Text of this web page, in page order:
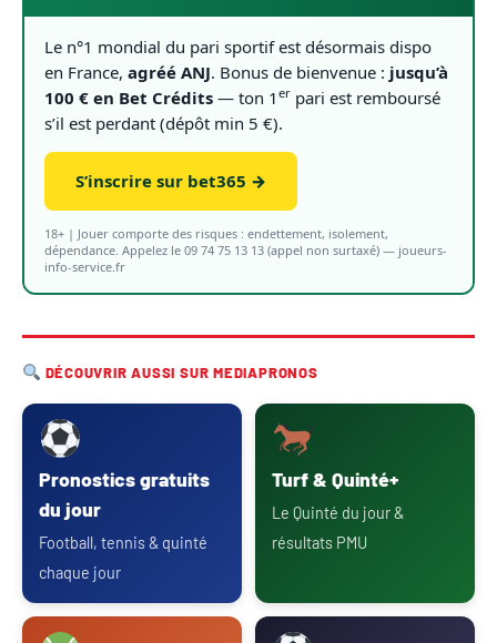
Le n°1 mondial du pari sportif est désormais dispo
en France, agréé ANJ. Bonus de bienvenue : jusqu’à
100 € en Bet Crédits — ton 1 er pari est remboursé
s’il est perdant (dépôt min 5 €).
S’inscrire sur bet365 →
18+ | Jouer comporte des risques : endettement, isolement,
dépendance. Appelez le 09 74 75 13 13 (appel non surtaxé) — joueurs-
info-service.fr
DÉCOUVRIR AUSSI SUR MEDIAPRONOS
Pronostics gratuits
du jour
Football, tennis & quinté
chaque jour
Turf & Quinté+
Le Quinté du jour &
résultats PMU